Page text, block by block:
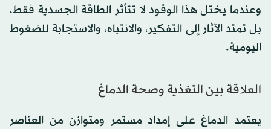
وعندما يختل هذا الوقود لا تتأثر الطاقة الجسدية فقط،
بل تمتد الآثار إلى التفكير، والانتباه، والاستجابة للضغوط
اليومية.
العلاقة بين التغذية وصحة الدماغ
يعتمد الدماغ على إمداد مستمر ومتوازن من العناصر